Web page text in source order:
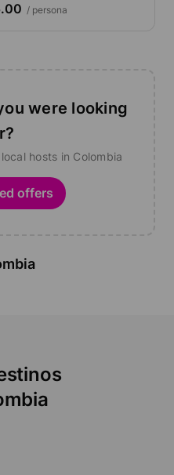
/ persona
were looking
hosts in Colombia
offers